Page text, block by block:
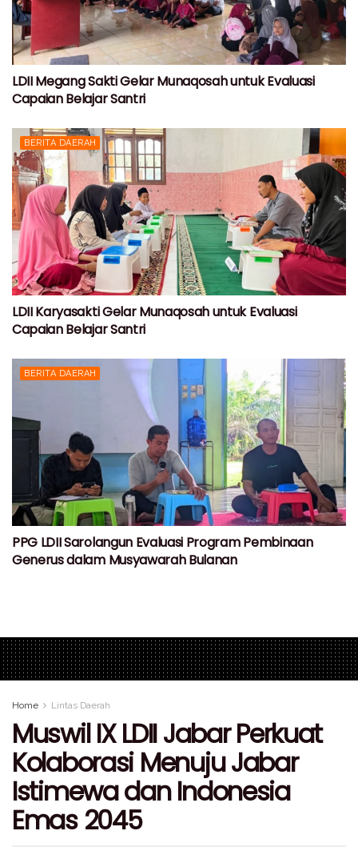
LDII Megang Sakti Gelar Munaqosah untuk Evaluasi
Capaian Belajar Santri
BERITA DAERAH
LDII Karyasakti Gelar Munaqosah untuk Evaluasi
Capaian Belajar Santri
BERITA DAERAH
PPG LDII Sarolangun Evaluasi Program Pembinaan
Generus dalam Musyawarah Bulanan
Home Lintas Daerah
Muswil IX LDII Jabar Perkuat
Kolaborasi Menuju Jabar
Istimewa dan Indonesia
Emas 2045